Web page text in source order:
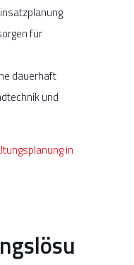
für
dauerhaft
und
in